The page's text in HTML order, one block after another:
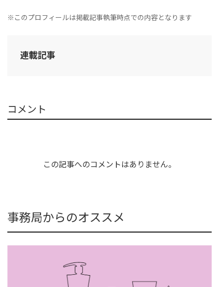
※このプロフィールは掲載記事執筆時点での内容となります
連載記事
コメント
この記事へのコメントはありません。
事務局からのオススメ